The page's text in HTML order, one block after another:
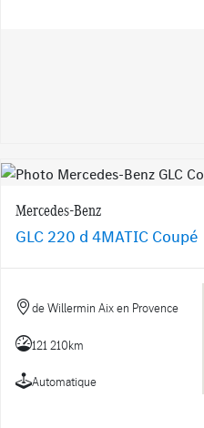
Mercedes-Benz
GLC 220 d 4MATIC Coupé
de Willermin Aix en Provence
121 210km
Automatique